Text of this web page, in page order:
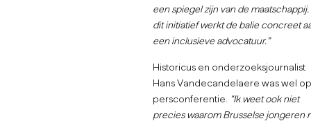
een spiegel zijn van de
dit initiatief werkt de balie concreet
een inclusieve advocatuur.”
Historicus en onderzoeksjournalist
Hans Vandecandelaere was wel
persconferentie.
“Ik weet ook niet
precies waarom Brusselse jongeren